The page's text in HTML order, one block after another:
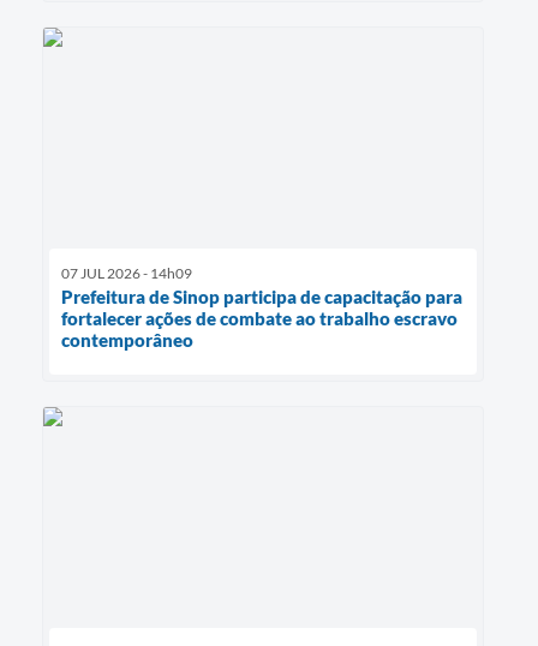
07 JUL 2026 - 14h09
Prefeitura de Sinop participa de capacitação para
fortalecer ações de combate ao trabalho escravo
contemporâneo